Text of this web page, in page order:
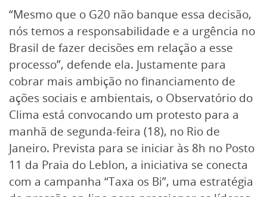
“Mesmo que o G20 não banque essa decisão,
nós temos a responsabilidade e a urgência no
Brasil de fazer decisões em relação a esse
processo”, defende ela. Justamente para
cobrar mais ambição no financiamento de
ações sociais e ambientais, o Observatório do
Clima está convocando um protesto para a
manhã de segunda-feira (18), no Rio de
Janeiro. Prevista para se iniciar às 8h no Posto
11 da Praia do Leblon, a iniciativa se conecta
com a campanha “Taxa os Bi”, uma estratégia